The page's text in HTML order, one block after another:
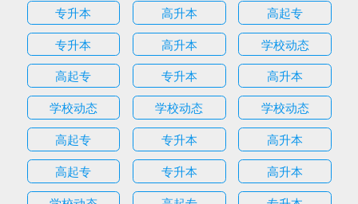
专升本
高升本
高起专
专升本
高升本
学校动态
高起专
专升本
高升本
学校动态
学校动态
学校动态
高起专
专升本
高升本
高起专
专升本
高升本